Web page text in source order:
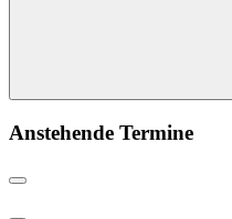
Suchen
Anstehende Termine